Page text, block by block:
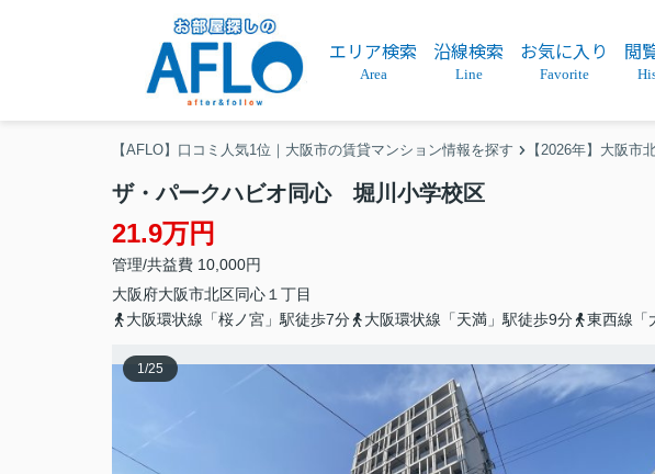
エリア検索
Area
沿線検索
Line
お気に入り
Favorite
閲
【AFLO】口コミ人気1位｜大阪市の賃貸マンション情報を探す 【2026年】大阪市
ザ・パークハビオ同心 堀川小学校区
21.9万円
管理/共益費 10,000円
大阪府大阪市北区同心 １丁目
大阪環状線「桜ノ宮」駅徒歩7分
大阪環状線「天満」駅徒歩9分 東西線「
1/25